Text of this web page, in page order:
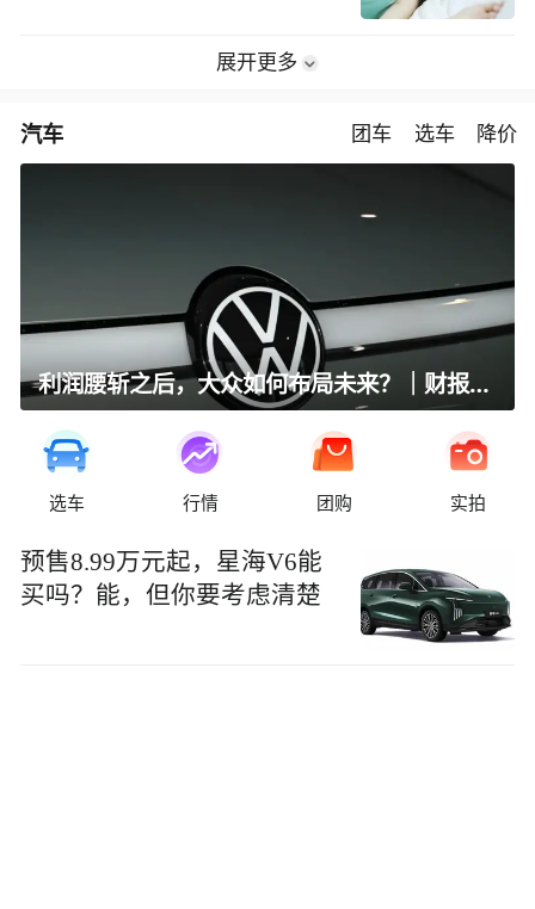
展开更多
汽车 团车 选车 降价
利润腰斩之后，大众如何布局未来？｜财报全视角
选车 行情 团购 实拍
预售8.99万元起，星海V6能
买吗？能，但你要考虑清楚